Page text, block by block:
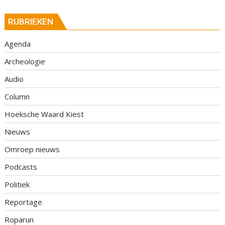
RUBRIEKEN
Agenda
Archeologie
Audio
Column
Hoeksche Waard Kiest
Nieuws
Omroep nieuws
Podcasts
Politiek
Reportage
Roparun